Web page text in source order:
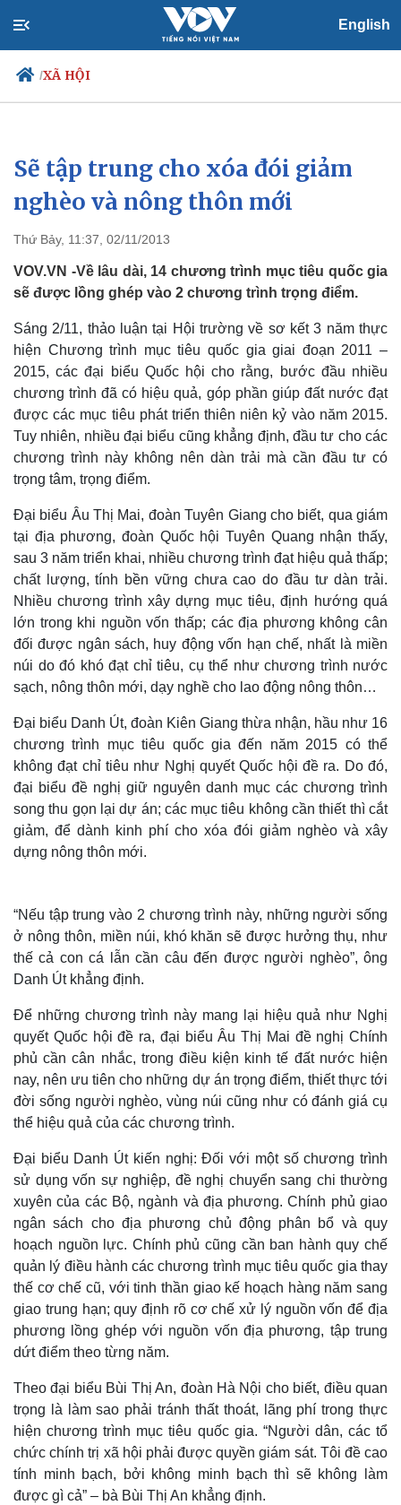
English
/XÃ HỘI
Chính trị
Đảng
Tổ chức nhân sự
Nhận diện sự thật
Xã hội
Tin 24h
Dự báo thời tiết
Việc làm
Biển đảo
Thế giới
Cuộc sống đó đây
Hồ sơ
Multimedia
Ảnh
E-Magazine
Infographic
Sẽ tập trung cho xóa đói giảm
nghèo và nông thôn mới
Thứ Bảy, 11:37, 02/11/2013
VOV.VN -Về lâu dài, 14 chương trình mục tiêu quốc gia
sẽ được lồng ghép vào 2 chương trình trọng điểm.
Sáng 2/11, thảo luận tại Hội trường về sơ kết 3 năm thực
hiện Chương trình mục tiêu quốc gia giai đoạn 2011 –
2015, các đại biểu Quốc hội cho rằng, bước đầu nhiều
chương trình đã có hiệu quả, góp phần giúp đất nước đạt
được các mục tiêu phát triển thiên niên kỷ vào năm 2015.
Tuy nhiên, nhiều đại biểu cũng khẳng định, đầu tư cho các
chương trình này không nên dàn trải mà cần đầu tư có
trọng tâm, trọng điểm.
Đại biểu Âu Thị Mai, đoàn Tuyên Giang cho biết, qua giám
tại địa phương, đoàn Quốc hội Tuyên Quang nhận thấy,
sau 3 năm triển khai, nhiều chương trình đạt hiệu quả thấp;
chất lượng, tính bền vững chưa cao do đầu tư dàn trải.
Nhiều chương trình xây dựng mục tiêu, định hướng quá
lớn trong khi nguồn vốn thấp; các địa phương không cân
đối được ngân sách, huy động vốn hạn chế, nhất là miền
núi do đó khó đạt chỉ tiêu, cụ thể như chương trình nước
sạch, nông thôn mới, dạy nghề cho lao động nông thôn…
Đại biểu Danh Út, đoàn Kiên Giang thừa nhận, hầu như 16
chương trình mục tiêu quốc gia đến năm 2015 có thể
không đạt chỉ tiêu như Nghị quyết Quốc hội đề ra. Do đó,
đại biểu đề nghị giữ nguyên danh mục các chương trình
song thu gọn lại dự án; các mục tiêu không cần thiết thì cắt
giảm, để dành kinh phí cho xóa đói giảm nghèo và xây
dựng nông thôn mới.
“Nếu tập trung vào 2 chương trình này, những người sống
ở nông thôn, miền núi, khó khăn sẽ được hưởng thụ, như
thế cả con cá lẫn cần câu đến được người nghèo”, ông
Danh Út khẳng định.
Để những chương trình này mang lại hiệu quả như Nghị
quyết Quốc hội đề ra, đại biểu Âu Thị Mai đề nghị Chính
phủ cần cân nhắc, trong điều kiện kinh tế đất nước hiện
nay, nên ưu tiên cho những dự án trọng điểm, thiết thực tới
đời sống người nghèo, vùng núi cũng như có đánh giá cụ
thể hiệu quả của các chương trình.
Đại biểu Danh Út kiến nghị: Đối với một số chương trình
sử dụng vốn sự nghiệp, đề nghị chuyển sang chi thường
xuyên của các Bộ, ngành và địa phương. Chính phủ giao
ngân sách cho địa phương chủ động phân bổ và quy
hoạch nguồn lực. Chính phủ cũng cần ban hành quy chế
quản lý điều hành các chương trình mục tiêu quốc gia thay
thế cơ chế cũ, với tinh thần giao kế hoạch hàng năm sang
giao trung hạn; quy định rõ cơ chế xử lý nguồn vốn để địa
phương lồng ghép với nguồn vốn địa phương, tập trung
dứt điểm theo từng năm.
Theo đại biểu Bùi Thị An, đoàn Hà Nội cho biết, điều quan
trọng là làm sao phải tránh thất thoát, lãng phí trong thực
hiện chương trình mục tiêu quốc gia. “Người dân, các tổ
chức chính trị xã hội phải được quyền giám sát. Tôi đề cao
tính minh bạch, bởi không minh bạch thì sẽ không làm
được gì cả” – bà Bùi Thị An khẳng định.